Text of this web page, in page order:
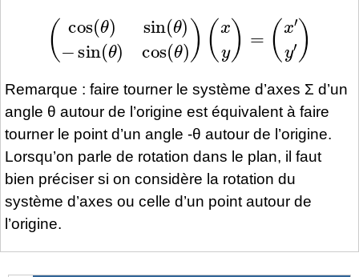
(cos(θ sin(θ)−sin (θ)cos θ))
(xy)=( x′ y′)
Remarque : faire tourner le système d’axes Σ d’un
angle θ autour de l’origine est équivalent à faire
tourner le point d’un angle -θ autour de l’origine.
Lorsqu’on parle de rotation dans le plan, il faut
bien préciser si on considère la rotation du
système d’axes ou celle d’un point autour de
l’origine.